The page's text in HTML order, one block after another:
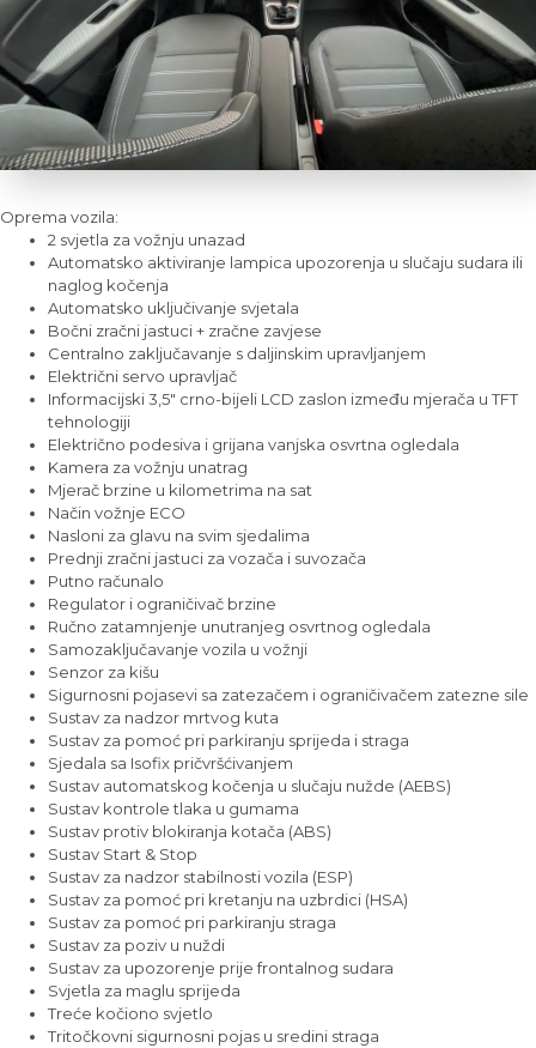
Oprema vozila:
2 svjetla za vožnju unazad
Automatsko aktiviranje lampica upozorenja u slučaju sudara ili
naglog kočenja
Automatsko uključivanje svjetala
Bočni zračni jastuci + zračne zavjese
Centralno zaključavanje s daljinskim upravljanjem
Električni servo upravljač
Informacijski 3,5" crno-bijeli LCD zaslon između mjerača u TFT
tehnologiji
Električno podesiva i grijana vanjska osvrtna ogledala
Kamera za vožnju unatrag
Mjerač brzine u kilometrima na sat
Način vožnje ECO
Nasloni za glavu na svim sjedalima
Prednji zračni jastuci za vozača i suvozača
Putno računalo
Regulator i ograničivač brzine
Ručno zatamnjenje unutranjeg osvrtnog ogledala
Samozaključavanje vozila u vožnji
Senzor za kišu
Sigurnosni pojasevi sa zatezačem i ograničivačem zatezne sile
Sustav za nadzor mrtvog kuta
Sustav za pomoć pri parkiranju sprijeda i straga
Sjedala sa Isofix pričvršćivanjem
Sustav automatskog kočenja u slučaju nužde (AEBS)
Sustav kontrole tlaka u gumama
Sustav protiv blokiranja kotača (ABS)
Sustav Start & Stop
Sustav za nadzor stabilnosti vozila (ESP)
Sustav za pomoć pri kretanju na uzbrdici (HSA)
Sustav za pomoć pri parkiranju straga
Sustav za poziv u nuždi
Sustav za upozorenje prije frontalnog sudara
Svjetla za maglu sprijeda
Treće kočiono svjetlo
Tritočkovni sigurnosni pojas u sredini straga